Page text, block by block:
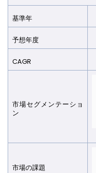
基準年
予想年度
CAGR
市場セグメンテーショ
ン
市場の課題